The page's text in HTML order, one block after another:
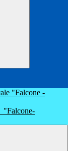
"Falcone-